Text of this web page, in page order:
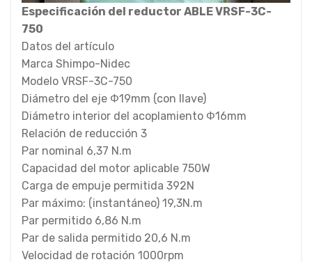
Especificación del reductor ABLE VRSF-3C-
750
Datos del artículo
Marca Shimpo-Nidec
Modelo VRSF-3C-750
Diámetro del eje Φ19mm (con llave)
Diámetro interior del acoplamiento Φ16mm
Relación de reducción 3
Par nominal 6,37 N.m
Capacidad del motor aplicable 750W
Carga de empuje permitida 392N
Par máximo: (instantáneo) 19,3N.m
Par permitido 6,86 N.m
Par de salida permitido 20,6 N.m
Velocidad de rotación 1000rpm